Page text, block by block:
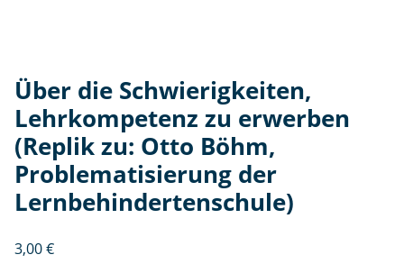
Über die Schwierigkeiten,
Lehrkompetenz zu erwerben
(Replik zu: Otto Böhm,
Problematisierung der
Lernbehindertenschule)
3,00€